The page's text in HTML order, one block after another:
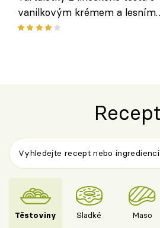
vanilkovým krémem a lesním
ovocem podle Bread Society
Těstoviny Sladké Maso